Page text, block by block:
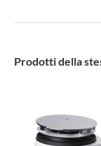
Prodotti della